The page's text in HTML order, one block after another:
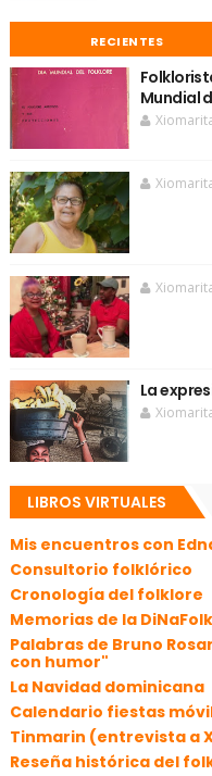
RECIENTES
Mundial
La
LIBROS VIRTUALES
Mis encuentros con
Consultorio folklórico
Cronología del folklore
Memorias de la
Palabras de Bruno
con humor"
La Navidad dominicana
Calendario fiestas
Tinmarin (entrevista a
Reseña histórica del